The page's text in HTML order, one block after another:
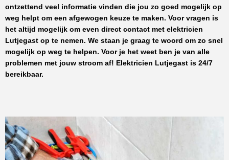
ontzettend veel informatie vinden die jou zo goed mogelijk op
weg helpt om een afgewogen keuze te maken. Voor vragen is
het altijd mogelijk om even direct contact met elektricien
Lutjegast op te nemen. We staan je graag te woord om zo snel
mogelijk op weg te helpen. Voor je het weet ben je van alle
problemen met jouw stroom af! Elektricien Lutjegast is 24/7
bereikbaar.